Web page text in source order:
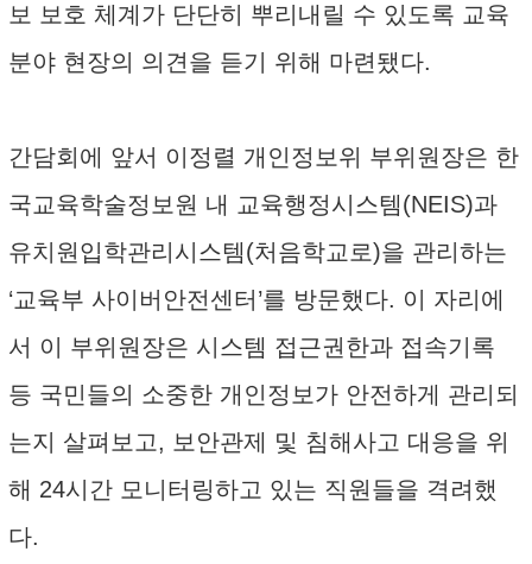
보 보호 체계가 단단히 뿌리내릴 수 있도록 교육
분야 현장의 의견을 듣기 위해 마련됐다.
간담회에 앞서 이정렬 개인정보위 부위원장은 한
국교육학술정보원 내 교육행정시스템(NEIS)과
유치원입학관리시스템(처음학교로)을 관리하는
‘교육부 사이버안전센터’를 방문했다. 이 자리에
서 이 부위원장은 시스템 접근권한과 접속기록
등 국민들의 소중한 개인정보가 안전하게 관리되
는지 살펴보고, 보안관제 및 침해사고 대응을 위
해 24시간 모니터링하고 있는 직원들을 격려했
다.